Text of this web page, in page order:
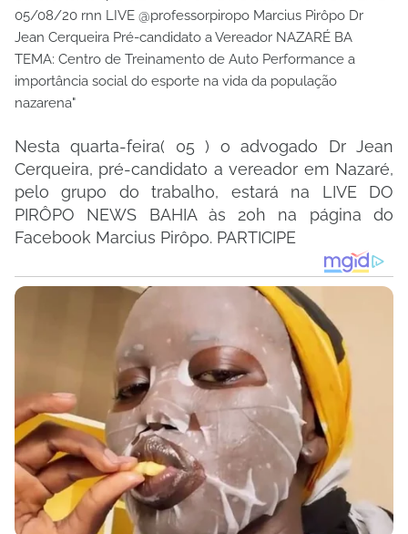
Nesta quarta-feira( 05 ) o advogado Dr Jean
Cerqueira, pré-candidato a vereador em Nazaré,
pelo grupo do trabalho, estará na LIVE DO
PIRÔPO NEWS BAHIA às 20h na página do
Facebook Marcius Pirôpo. PARTICIPE